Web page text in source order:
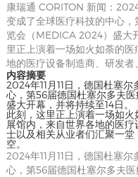
康瑞通 CORITON 新闻：
变成了全球医疗科技的中心
览会（MEDICA 2024）盛大
里正上演着一场如火如荼的
地的医疗设备制造商、研发
内容摘要
2024年11月11日，德国杜塞
心，第56届德国杜塞尔多夫
盛大开幕，并将持续至14日。
此刻，这里正上演着一场如火
展馆内，来自世界各地的医
士以及相关从业者们汇聚一
空。
2024年11月11日，德国杜塞
心，第56届德国杜塞尔多夫